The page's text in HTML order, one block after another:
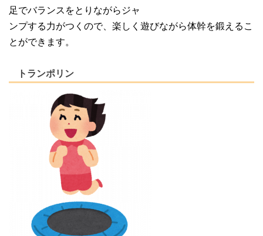
足でバランスをとりながらジャ
ンプする力がつくので、楽しく遊びながら体幹を鍛えるこ
とができます。
トランポリン